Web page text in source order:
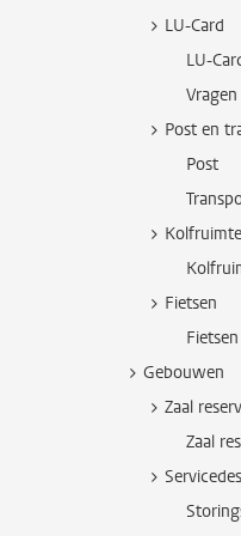
LU-Card
LU-
Post en
Post
Fietsen
Fietsen
Gebouwen
Zaal
Zaal